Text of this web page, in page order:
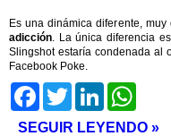
Es una dinámica diferente,
adicción. La única diferencia
Slingshot estaría condenada al
Facebook Poke.
FacebookTwitter LinkedIn
SEGUIR LEYENDO »